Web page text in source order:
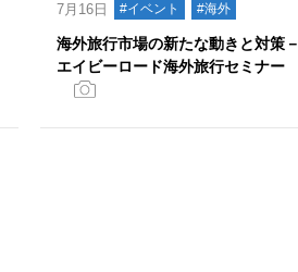
7月16日 #イベント #海外
海外旅行市場の新たな動きと対策－
エイビーロード海外旅行セミナー